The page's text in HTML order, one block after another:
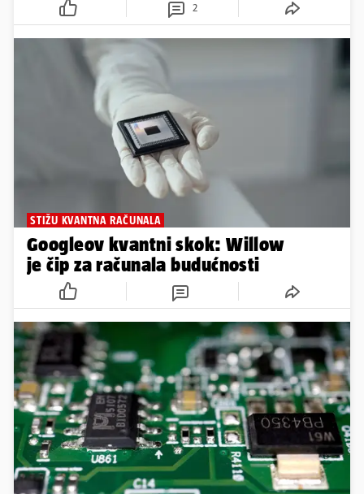
2
STIŽU KVANTNA RAČUNALA
Googleov kvantni skok: Willow
je čip za računala budućnosti